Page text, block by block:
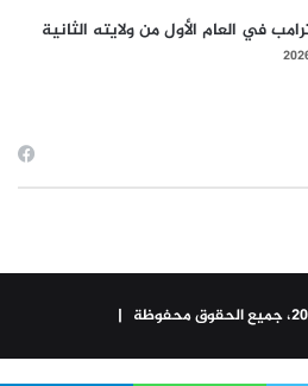
في العام الأول من ولايته الثانية